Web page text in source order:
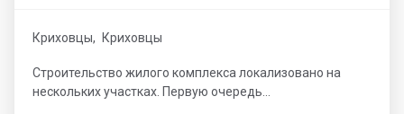
Криховцы, Криховцы
Строительство жилого комплекса локализовано на
нескольких участках. Первую очередь...